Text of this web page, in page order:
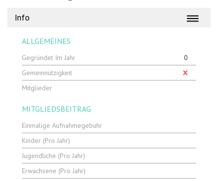
Info
ALLGEMEINES
Gegründet Im Jahr
0
Gemeinnützigkeit
Mitglieder
MITGLIEDSBEITRAG
Einmalige Aufnahmegebühr
Kinder (pro Jahr)
Jugendliche (pro Jahr)
Erwachsene (pro Jahr)